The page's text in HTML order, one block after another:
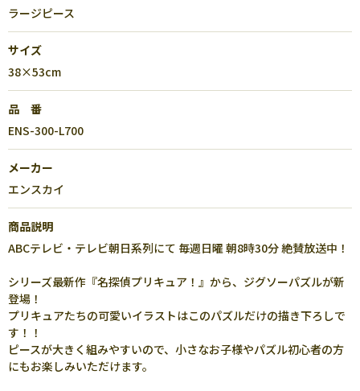
ラージピース
サイズ
38×53cm
品 番
ENS-300-L700
メーカー
エンスカイ
商品説明
ABCテレビ・テレビ朝日系列にて 毎週日曜 朝8時30分 絶賛放送中！
シリーズ最新作『名探偵プリキュア！』から、ジグソーパズルが新
登場！
プリキュアたちの可愛いイラストはこのパズルだけの描き下ろしで
す！！
ピースが大きく組みやすいので、小さなお子様やパズル初心者の方
にもお楽しみいただけます。